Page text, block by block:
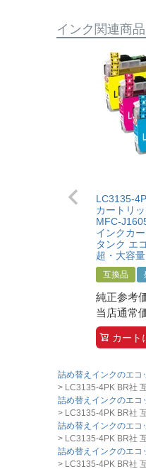
・返品理由
・修理に出
・当店の商
・プリンタ
・メーカー
インク関連商品
LC3135-
カートリ
MFC-
インクカ
タンク エ
超・大容
互換品
純正参考
当店通常
カート
詰め替えインクのエコ
LC3135-4PK BR社
詰め替えインクのエコ
LC3135-4PK BR社
詰め替えインクのエコ
LC3135-4PK BR社
詰め替えインクのエコ
LC3135-4PK BR社